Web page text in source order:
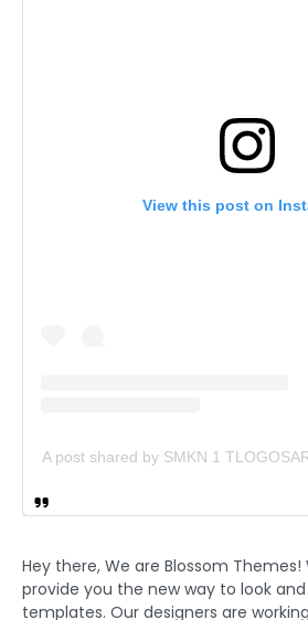
View this post on
A post shared by SMKN 1
Hey there, We are Blossom
provide you the new way to look
templates. Our designers are